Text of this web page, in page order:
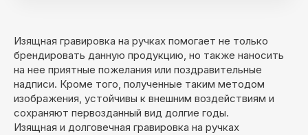
Изящная гравировка на ручках помогает не только
брендировать данную продукцию, но также наносить
на нее приятные пожелания или поздравительные
надписи. Кроме того, полученные таким методом
изображения, устойчивы к внешним воздействиям и
сохраняют первозданный вид долгие годы.
Изящная и долговечная гравировка на ручках